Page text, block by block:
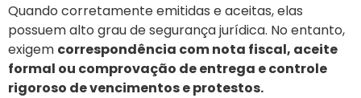
Quando corretamente emitidas e aceitas, elas
possuem alto grau de segurança jurídica. No entanto,
exigem correspondência com nota fiscal, aceite
formal ou comprovação de entrega e controle
rigoroso de vencimentos e protestos.